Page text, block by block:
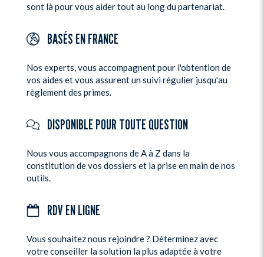
sont là pour vous aider tout au long du partenariat.
BASÉS EN FRANCE
Nos experts, vous accompagnent pour l'obtention de
vos aides et vous assurent un suivi régulier jusqu'au
règlement des primes.
DISPONIBLE POUR TOUTE QUESTION
Nous vous accompagnons de A à Z dans la
constitution de vos dossiers et la prise en main de nos
outils.
RDV EN LIGNE
Vous souhaitez nous rejoindre ? Déterminez avec
votre conseiller la solution la plus adaptée à votre